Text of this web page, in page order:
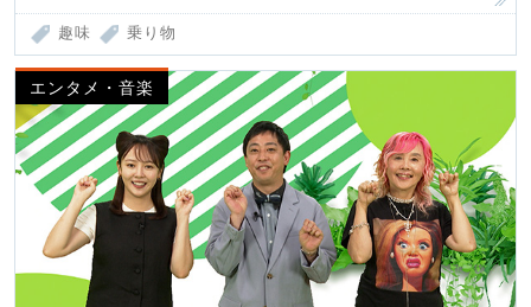
趣味 乗り物
エンタメ・音楽